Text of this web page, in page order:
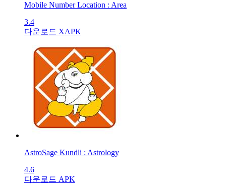
Mobile Number Location : Area
3.4
다운로드 XAPK
AstroSage Kundli : Astrology
4.6
다운로드 APK